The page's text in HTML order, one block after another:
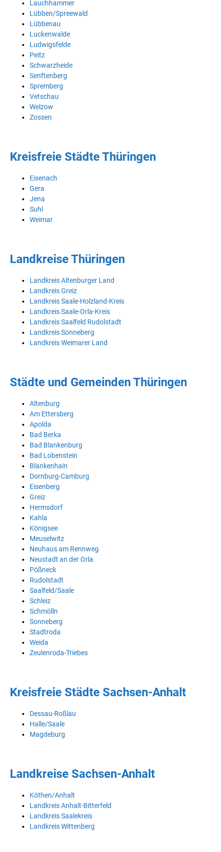
Lauchhammer
Lübben/Spreewald
Lübbenau
Luckenwalde
Ludwigsfelde
Peitz
Schwarzheide
Senftenberg
Spremberg
Vetschau
Welzow
Zossen
Kreisfreie Städte Thüringen
Eisenach
Gera
Jena
Suhl
Weimar
Landkreise Thüringen
Landkreis Altenburger Land
Landkreis Greiz
Landkreis Saale-Holzland-Kreis
Landkreis Saale-Orla-Kreis
Landkreis Saalfeld Rudolstadt
Landkreis Sonneberg
Landkreis Weimarer Land
Städte und Gemeinden Thüringen
Altenburg
Am Ettersberg
Apolda
Bad Berka
Bad Blankenburg
Bad Lobenstein
Blankenhain
Dornburg-Camburg
Eisenberg
Greiz
Hermsdorf
Kahla
Königsee
Meuselwitz
Neuhaus am Rennweg
Neustadt an der Orla
Pößneck
Rudolstadt
Saalfeld/Saale
Schleiz
Schmölln
Sonneberg
Stadtroda
Weida
Zeulenroda-Triebes
Kreisfreie Städte Sachsen-Anhalt
Dessau-Roßlau
Halle/Saale
Magdeburg
Landkreise Sachsen-Anhalt
Köthen/Anhalt
Landkreis Anhalt-Bitterfeld
Landkreis Saalekreis
Landkreis Wittenberg